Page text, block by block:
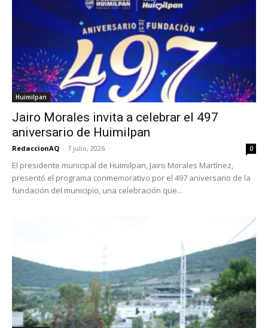
Huimilpan
Jairo Morales invita a celebrar el 497
aniversario de Huimilpan
RedaccionAQ - 7 julio, 2026 0
El presidente municipal de Huimilpan, Jairo Morales Martínez,
presentó el programa conmemorativo por el 497 aniversario de la
fundación del municipio, una celebración que...